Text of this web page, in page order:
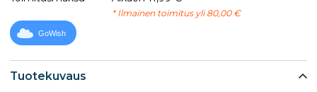
Tuotekuvaus
* Ilmainen toimitus yli 80,00 €
GoWish